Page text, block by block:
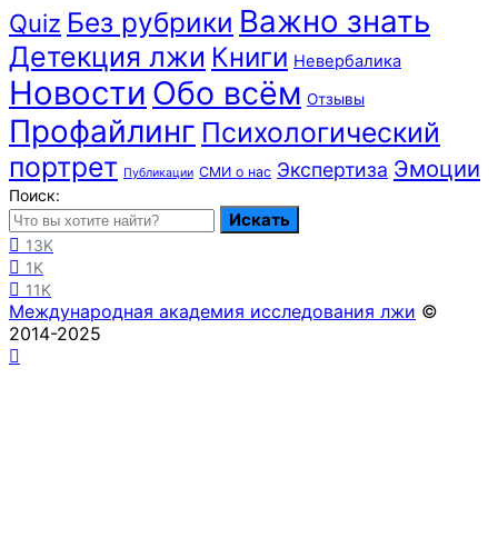
Quiz Без рубрики Важно знать
Детекция лжи Книги Невербалика
Новости Обо всём Отзывы
Профайлинг Психологический
портрет Публикации СМИ о нас Экспертиза Эмоции
Поиск:
Искать
13K
1K
11K
Международная академия исследования лжи ©
2014-2025